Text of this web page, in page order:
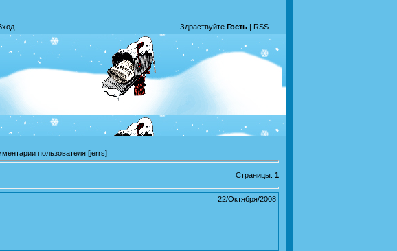
Здраствуйте Гость | RSS
пользователя[jerrs]
Страницы: 1
22/Октября/2008